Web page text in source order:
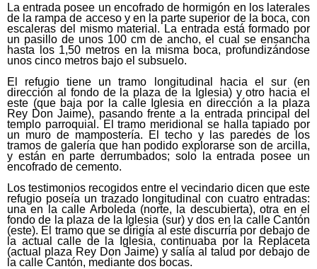
La entrada posee un encofrado de hormigón en los laterales
de la rampa de acceso y en la parte superior de la boca, con
escaleras del mismo material. La entrada está formado por
un pasillo de unos 100 cm de ancho, el cual se ensancha
hasta los 1,50 metros en la misma boca, profundizándose
unos cinco metros bajo el subsuelo.
El refugio tiene un tramo longitudinal hacia el sur (en
dirección al fondo de la plaza de la Iglesia) y otro hacia el
este (que baja por la calle Iglesia en dirección a la plaza
Rey Don Jaime), pasando frente a la entrada principal del
templo parroquial. El tramo meridional se halla tapiado por
un muro de mampostería. El techo y las paredes de los
tramos de galería que han podido explorarse son de arcilla,
y están en parte derrumbados; solo la entrada posee un
encofrado de cemento.
Los testimonios recogidos entre el vecindario dicen que este
refugio poseía un trazado longitudinal con cuatro entradas:
una en la calle Arboleda (norte, la descubierta), otra en el
fondo de la plaza de la Iglesia (sur) y dos en la calle Cantón
(este). El tramo que se dirigía al este discurría por debajo de
la actual calle de la Iglesia, continuaba por la Replaceta
(actual plaza Rey Don Jaime) y salía al talud por debajo de
la calle Cantón, mediante dos bocas.